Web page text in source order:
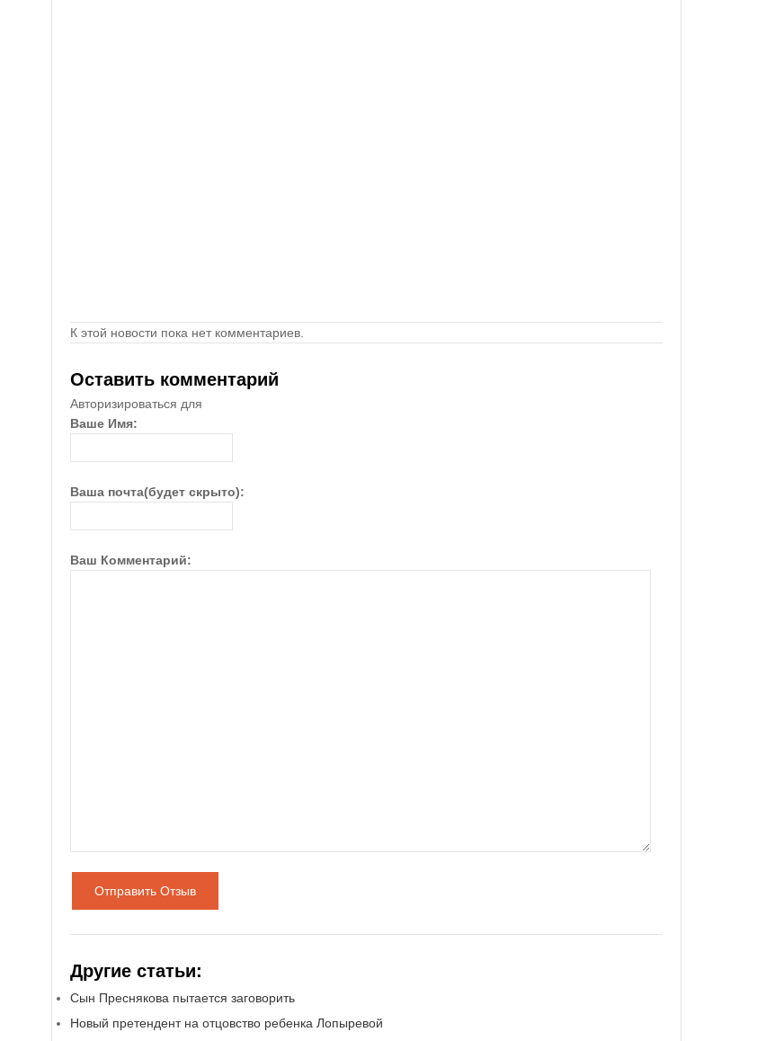
К этой новости пока нет комментариев.
Оставить комментарий
Авторизироваться для
Ваше Имя:
Ваша почта(будет скрыто):
Ваш Комментарий:
Отправить Отзыв
Другие статьи:
Сын Преснякова пытается заговорить
Новый претендент на отцовство ребенка Лопыревой